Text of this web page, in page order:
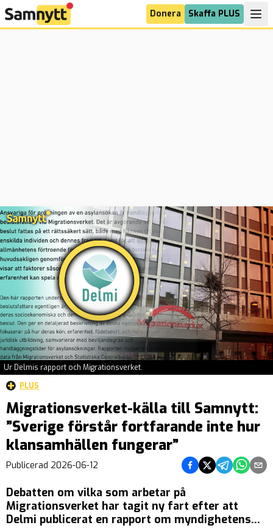
Donera Skaffa PLUS
Ur Delmis rapport och Migrationsverket.
PLUS
Migrationsverket-källa till Samnytt:
”Sverige förstår fortfarande inte hur
klansamhällen fungerar”
Publicerad 2026-06-12 Dela på Facebook
Dela på Twitter
Dela på
Dela
Debatten om vilka som arbetar på
Migrationsverket har tagit ny fart efter att
Delmi publicerat en rapport om myndighetens